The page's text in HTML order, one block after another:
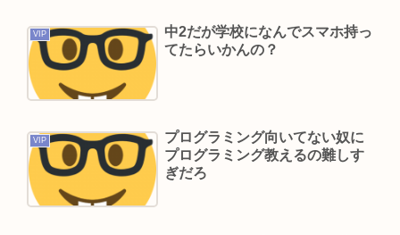
タバコを吸いまくっていた
【訃報】元NHKディレクター相田洋さん死去 「マ
ネー革命」「電子立国」
た理由
27歳独身・やす子が投稿 「いろんな結婚発表で盛
り上がってますが アラサー1人暮らしも…」
VIP
中2だが学校になんでスマホ持っ
てたらいかんの？
VIP
プログラミング向いてない奴に
プログラミング教えるの難しす
ぎだろ